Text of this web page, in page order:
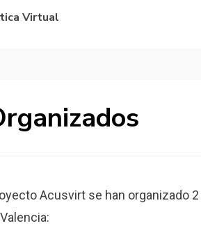
Virtual
Acusvirt se han organizado